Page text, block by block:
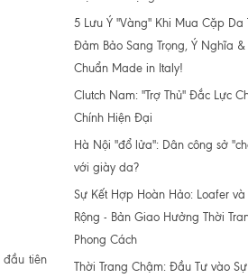
đầu tiên
5 Lưu Ý "Vàng" Khi Mua Cặp Da
Đảm Bảo Sang Trọng, Ý Nghĩa
Chuẩn Made in Italy!
Clutch Nam: "Trợ Thủ" Đắc Lực
Chính Hiện Đại
Hà Nội "đổ lửa": Dân công sở
với giày da?
Sự Kết Hợp Hoàn Hảo: Loafer
Rộng - Bản Giao Hưởng Thời
Phong Cách
Thời Trang Chậm: Đầu Tư vào